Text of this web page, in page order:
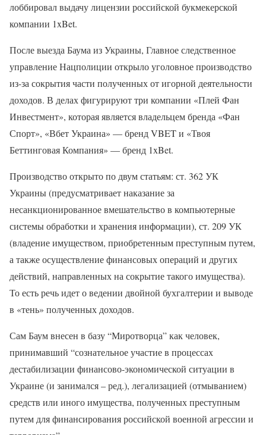
лоббировал выдачу лицензии российской букмекерской
компании 1xBet.
После выезда Баума из Украины, Главное следственное
управление Нацполиции открыло уголовное производство
из-за сокрытия части полученных от игорной деятельности
доходов. В делах фигурируют три компании «Плей Фан
Инвестмент», которая является владельцем бренда «Фан
Спорт», «Вбет Украина» — бренд VBET и «Твоя
Беттинговая Компания» — бренд 1xBet.
Производство открыто по двум статьям: ст. 362 УК
Украины (предусматривает наказание за
несанкционированное вмешательство в компьютерные
системы обработки и хранения информации), ст. 209 УК
(владение имуществом, приобретенным преступным путем,
а также осуществление финансовых операций и других
действий, направленных на сокрытие такого имущества).
То есть речь идет о ведении двойной бухгалтерии и выводе
в «тень» полученных доходов.
Сам Баум внесен в базу “Миротворца” как человек,
принимавший “сознательное участие в процессах
дестабилизации финансово-экономической ситуации в
Украине (и занимался – ред.), легализацией (отмыванием)
средств или иного имущества, полученных преступным
путем для финансирования российской военной агрессии и